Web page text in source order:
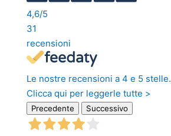
4,6/5
31
recensioni
Le nostre recensioni a 4 e 5 stelle.
Clicca qui per leggerle tutte >
Precedente Successivo